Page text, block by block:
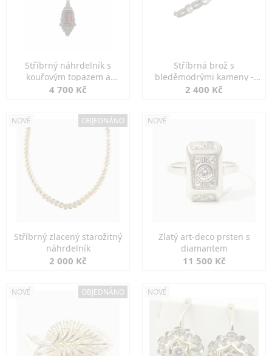
Stříbrný náhrdelník s
kouřovým topazem a
markazity
4 700 Kč
Stříbrná brož s
bleděmodrými kameny -
jemná elegance
2 400 Kč
NOVÉ OBJEDNÁNO
Stříbrný zlacený starožitný
náhrdelník
2 000 Kč
NOVÉ
Zlatý art-deco prsten s
diamantem
11 500 Kč
NOVÉ OBJEDNÁNO NOVÉ